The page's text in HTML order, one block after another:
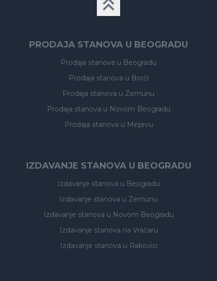
PRODAJA STANOVA U BEOGRADU
Prodaja stanova u Beogradu
Prodaja stanova u Borči
Prodaja stanova u Zemunu
Prodaja stanova u Novom Beogradu
Prodaja stanova u Mirijevu
IZDAVANJE STANOVA U BEOGRADU
Izdavanje stanova u Beogradu
Izdavanje stanova u Zemunu
Izdavanje stanova u Novom Beogradu
Izdavanje stanova na Vračaru
Izdavanje stanova u Rakovici